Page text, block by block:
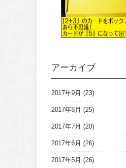
アーカイブ
2017年9月 (23)
2017年8月 (25)
2017年7月 (20)
2017年6月 (26)
2017年5月 (26)